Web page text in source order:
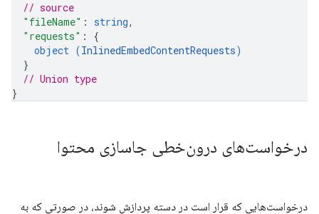
// source
"fileName" : string,
"requests" : {
object (InlinedEmbedContentRequests)
}
// Union type
}
درخواست‌های درون‌خطی جاسازی محتوا
درخواست‌هایی که قرار است در دسته پردازش شوند، در صورتی که به